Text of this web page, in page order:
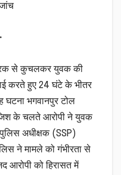
से कुचलकर युवक की
करते हुए 24 घंटे के भीतर
घटना भगवानपुर टोल
के चलते आरोपी ने युवक
अधीक्षक (SSP)
ने मामले को गंभीरता से
को हिरासत में